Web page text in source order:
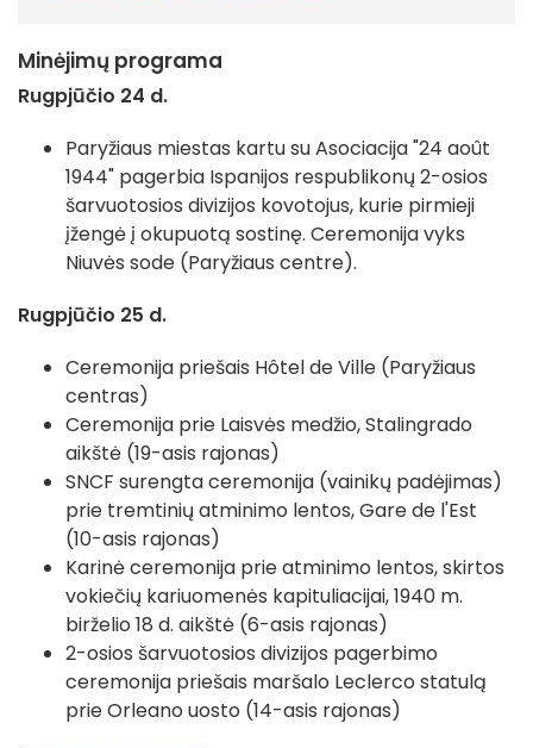
Minėjimų programa
Rugpjūčio 24 d.
Paryžiaus miestas kartu su Asociacija "24 août
1944" pagerbia Ispanijos respublikonų 2-osios
šarvuotosios divizijos kovotojus, kurie pirmieji
įžengė į okupuotą sostinę. Ceremonija vyks
Niuvės sode (Paryžiaus centre).
Rugpjūčio 25 d.
Ceremonija priešais Hôtel de Ville (Paryžiaus
centras)
Ceremonija prie Laisvės medžio, Stalingrado
aikštė (19-asis rajonas)
SNCF surengta ceremonija (vainikų padėjimas)
prie tremtinių atminimo lentos, Gare de l'Est
(10-asis rajonas)
Karinė ceremonija prie atminimo lentos, skirtos
vokiečių kariuomenės kapituliacijai, 1940 m.
birželio 18 d. aikštė (6-asis rajonas)
2-osios šarvuotosios divizijos pagerbimo
ceremonija priešais maršalo Leclerco statulą
prie Orleano uosto (14-asis rajonas)